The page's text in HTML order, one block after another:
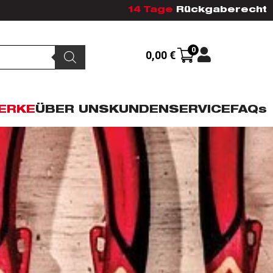
14 Tage Rückgaberecht
0,00 € 0
ÜBER UNSKUNDENSERVICEFAQs